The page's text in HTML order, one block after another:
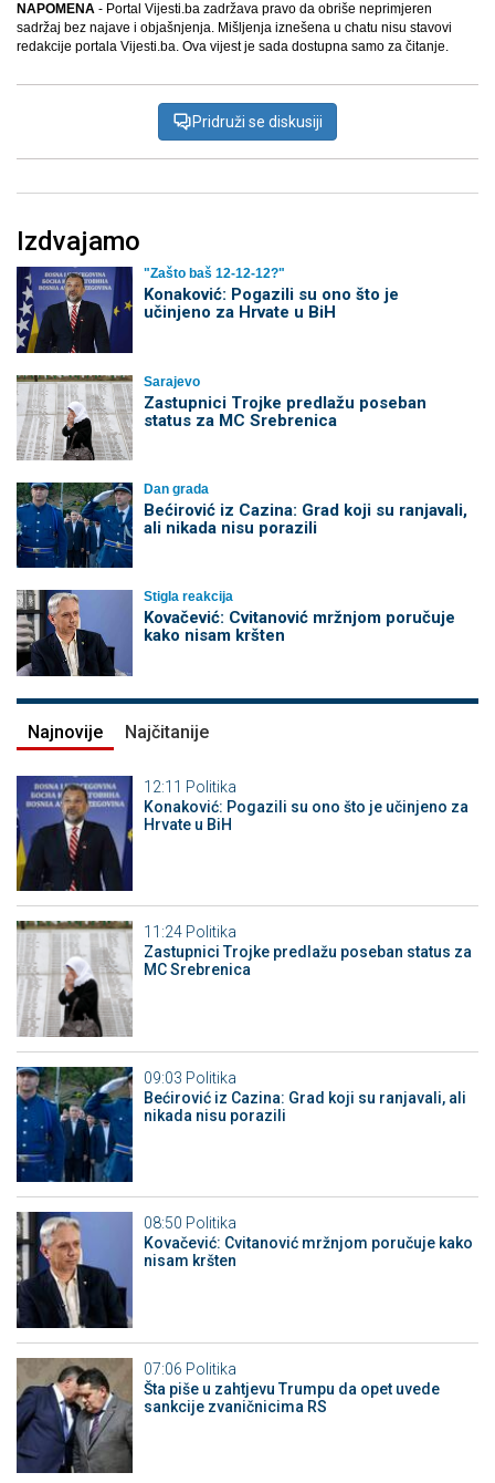
NAPOMENA - Portal Vijesti.ba zadržava pravo da obriše neprimjeren
sadržaj bez najave i objašnjenja. Mišljenja iznešena u chatu nisu stavovi
redakcije portala Vijesti.ba. Ova vijest je sada dostupna samo za čitanje.
Pridruži se diskusiji
Izdvajamo
"Zašto baš 12-12-12?"
Konaković: Pogazili su ono što je
učinjeno za Hrvate u BiH
Sarajevo
Zastupnici Trojke predlažu poseban
status za MC Srebrenica
Dan grada
Bećirović iz Cazina: Grad koji su ranjavali,
ali nikada nisu porazili
Stigla reakcija
Kovačević: Cvitanović mržnjom poručuje
kako nisam kršten
Najnovije Najčitanije
12:11 Politika
Konaković: Pogazili su ono što je učinjeno za
Hrvate u BiH
11:24 Politika
Zastupnici Trojke predlažu poseban status za
MC Srebrenica
09:03 Politika
Bećirović iz Cazina: Grad koji su ranjavali, ali
nikada nisu porazili
08:50 Politika
Kovačević: Cvitanović mržnjom poručuje kako
nisam kršten
07:06 Politika
Šta piše u zahtjevu Trumpu da opet uvede
sankcije zvaničnicima RS